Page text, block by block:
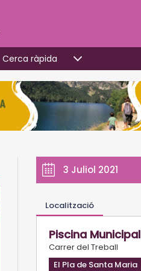
Cerca ràpida
3 Juliol 2021
Localització
Piscina Municipal
Carrer del Treball
El Pla de Santa Maria